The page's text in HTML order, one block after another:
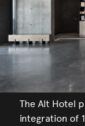
The Alt Hotel
integration of